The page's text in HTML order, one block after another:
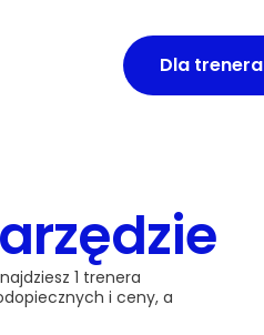
Dla trenera
1 trenera
i ceny, a